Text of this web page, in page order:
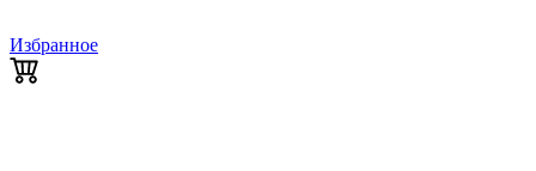
Избранное